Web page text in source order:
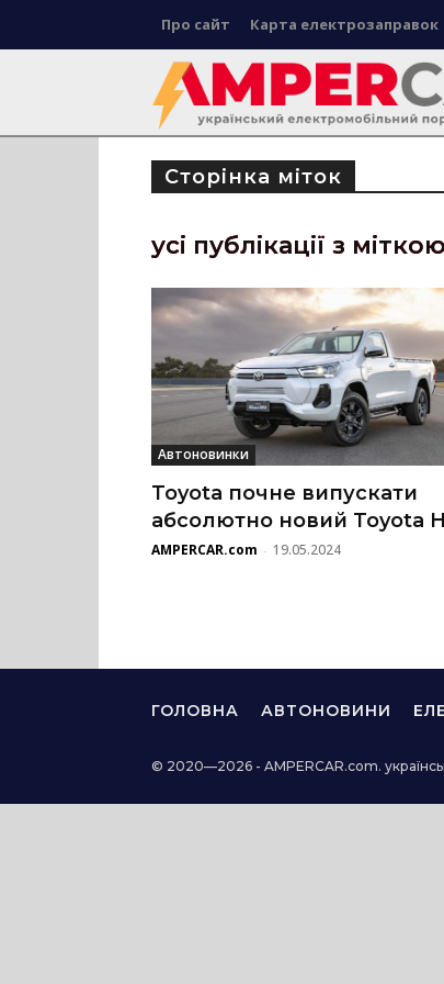
Про сайт Карта електрозаправок
Сторінка міток
усі публікації з
Автоновинки
Toyota почне випускати
абсолютно новий Toyota
AMPERCAR.com - 19.05.2024
ГОЛОВНА АВТОНОВИНИ
© 2020—2026 - AMPERCAR.com.